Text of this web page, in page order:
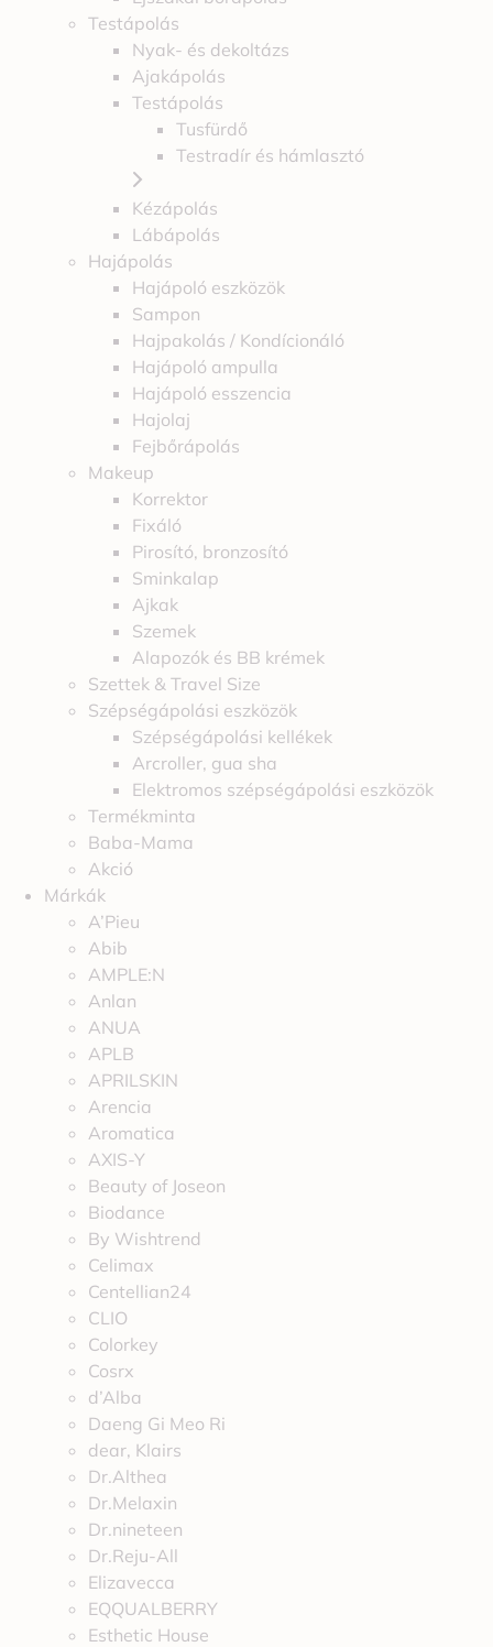
Testápolás
Nyak- és dekoltázs
Ajakápolás
Testápolás
Tusfürdő
Testradír és hámlasztó
Kézápolás
Lábápolás
Hajápolás
Hajápoló eszközök
Sampon
Hajpakolás / Kondícionáló
Hajápoló ampulla
Hajápoló esszencia
Hajolaj
Fejbőrápolás
Makeup
Korrektor
Fixáló
Pirosító, bronzosító
Sminkalap
Ajkak
Szemek
Alapozók és BB krémek
Szettek & Travel Size
Szépségápolási eszközök
Szépségápolási kellékek
Arcroller, gua sha
Elektromos szépségápolási eszközök
Termékminta
Baba-Mama
Akció
Márkák
A’Pieu
Abib
AMPLE:N
Anlan
ANUA
APLB
APRILSKIN
Arencia
Aromatica
AXIS-Y
Beauty of Joseon
Biodance
By Wishtrend
Celimax
Centellian24
CLIO
Colorkey
Cosrx
d’Alba
Daeng Gi Meo Ri
dear, Klairs
Dr.Althea
Dr.Melaxin
Dr.nineteen
Dr.Reju-All
Elizavecca
EQQUALBERRY
Esthetic House